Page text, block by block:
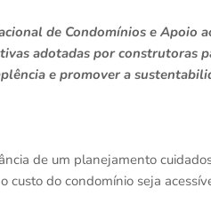
de Condomínios e Apoio
adotadas por construtoras
e promover a
de um planejamento
custo do condomínio seja